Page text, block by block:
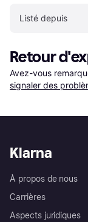
Listé depuis
Retour
Avez-vous
signaler des
Klarna
À propos de nous
Carrières
Aspects juridiques